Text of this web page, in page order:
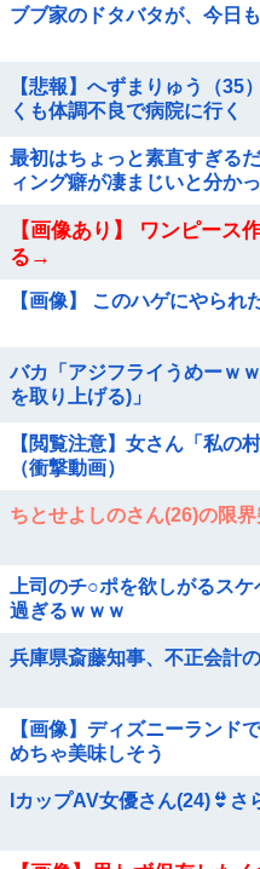
ブブ家のドタバタが、今日
【悲報】へずまりゅう（35
くも体調不良で病院に行く
最初はちょっと素直すぎる
ィング癖が凄まじいと分か
【画像あり】 ワンピース
る→
【画像】 このハゲにやら
バカ「アジフライうめーｗ
を取り上げる)」
【閲覧注意】女さん「私の
（衝撃動画）
ちとせよしのさん(26)の限
上司のチ○ポを欲しがるス
過ぎるｗｗｗ
兵庫県斎藤知事、不正会計
【画像】ディズニーランド
めちゃ美味しそう
IカップAV女優さん(24)👙